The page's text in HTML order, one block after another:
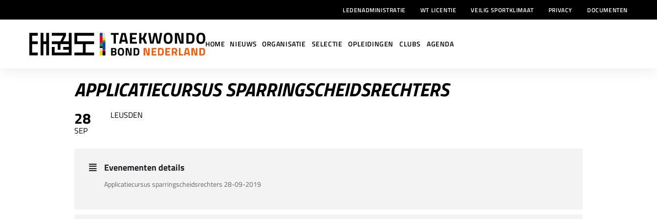
LEDENADMINISTRATIE WT LICENTIE VEILIG SPORTKLIMAAT PRIVACY DOCUMENTEN
HOME NIEUWS ORGANISATIE SELECTIE OPLEIDINGEN CLUBS AGENDA
APPLICATIECURSUS SPARRINGSCHEIDSRECHTERS
28
SEP
LEUSDEN
Evenementen details
Applicatiecursus sparringscheidsrechters 28-09-2019